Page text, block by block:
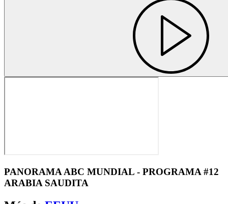
PANORAMA ABC MUNDIAL - PROGRAMA #12
ARABIA SAUDITA